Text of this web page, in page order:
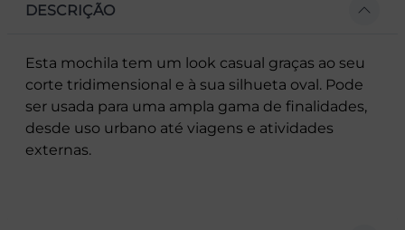
DESCRIÇÃO
Esta mochila tem um look casual graças ao seu
corte tridimensional e à sua silhueta oval. Pode
ser usada para uma ampla gama de finalidades,
desde uso urbano até viagens e atividades
externas.